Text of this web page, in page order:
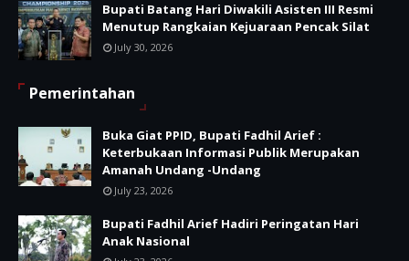
Bupati Batang Hari Diwakili Asisten III Resmi
Menutup Rangkaian Kejuaraan Pencak Silat
July 30, 2026
Pemerintahan
Buka Giat PPID, Bupati Fadhil Arief :
Keterbukaan Informasi Publik Merupakan
Amanah Undang -Undang
July 23, 2026
Bupati Fadhil Arief Hadiri Peringatan Hari
Anak Nasional